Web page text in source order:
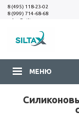
8 (495) 118-23-02
8 (999) 714-68-68
sales@siltax.ru
МЕНЮ